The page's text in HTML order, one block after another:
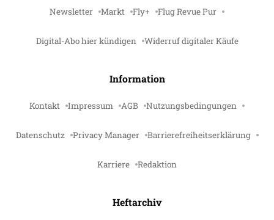
Newsletter Markt Fly+ Flug Revue Pur
Digital-Abo hier kündigen Widerruf digitaler Käufe
Information
Kontakt Impressum AGB Nutzungsbedingungen
Datenschutz Privacy Manager Barrierefreiheitserklärung
Karriere Redaktion
Heftarchiv